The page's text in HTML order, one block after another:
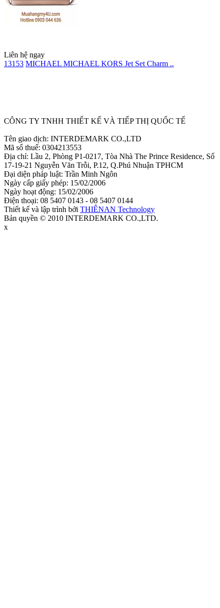
Liên hệ ngay
13153 MICHAEL MICHAEL KORS Jet Set Charm ..
CÔNG TY TNHH THIẾT KẾ VÀ TIẾP THỊ QUỐC TẾ
Tên giao dịch: INTERDEMARK CO.,LTD
Mã số thuế: 0304213553
Địa chỉ: Lầu 2, Phòng P1-0217, Tòa Nhà The Prince Residence, Số
17-19-21 Nguyễn Văn Trỗi, P.12, Q.Phú Nhuận TPHCM
Đại diện pháp luật: Trần Minh Ngôn
Ngày cấp giấy phép: 15/02/2006
Ngày hoạt động: 15/02/2006
Điện thoại: 08 5407 0143 - 08 5407 0144
Thiết kế và lập trình bởi THIÊNAN Technology
Bản quyền © 2010 INTERDEMARK CO.,LTD.
x